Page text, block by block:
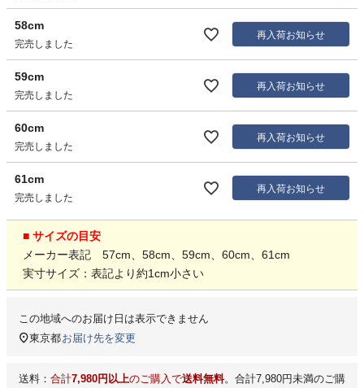
58cm
完売しました
再入荷お知らせ
59cm
完売しました
再入荷お知らせ
60cm
完売しました
再入荷お知らせ
61cm
完売しました
再入荷お知らせ
■ サイズの目安
メーカー表記 57cm、58cm、59cm、60cm、61cm
実寸サイズ：表記より約1cm小さい
この地域へのお届け日は表示できません
東京都お届け先を変更
送料： 合計7,980円以上のご購入で送料無料。合計7,980円未満のご購